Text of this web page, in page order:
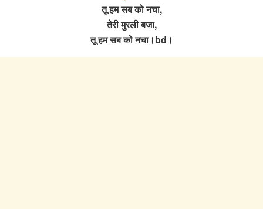
तू हम सब को नचा,
तेरी मुरली बजा,
तू हम सब को नचा।bd।